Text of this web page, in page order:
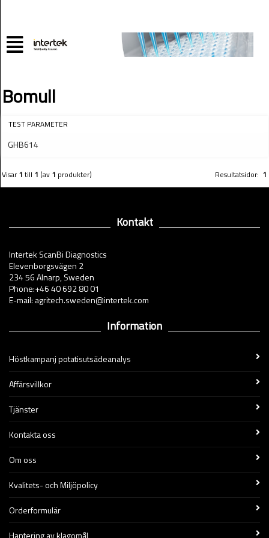
Bomull
TEST PARAMETER
GHB614
Visar1 till 1 (av 1 produkter) Resultatsidor: 1
Kontakt
Intertek ScanBi Diagnostics
Elevenborgsvägen 2
234 56 Alnarp, Sweden
Phone:+46 40 692 80 01
E-mail: agritech.sweden@intertek.com
Information
Höstkampanj potatisutsädeanalys
Affärsvillkor
Tjänster
Kontakta oss
Om oss
Kvalitets- och Miljöpolicy
Orderformulär
Hantering av klagomål